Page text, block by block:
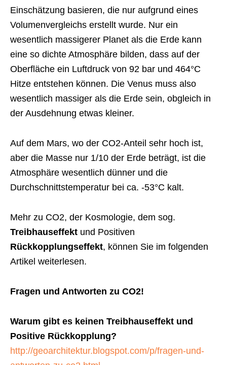
Einschätzung basieren, die nur aufgrund eines
Volumenvergleichs erstellt wurde. Nur ein
wesentlich massigerer Planet als die Erde kann
eine so dichte Atmosphäre bilden, dass auf der
Oberfläche ein Luftdruck von 92 bar und 464°C
Hitze entstehen können. Die Venus muss also
wesentlich massiger als die Erde sein, obgleich in
der Ausdehnung etwas kleiner.
Auf dem Mars, wo der CO2-Anteil sehr hoch ist,
aber die Masse nur 1/10 der Erde beträgt, ist die
Atmosphäre wesentlich dünner und die
Durchschnittstemperatur bei ca. -53°C kalt.
Mehr zu CO2, der Kosmologie, dem sog.
Treibhauseffekt und Positiven
Rückkopplungseffekt, können Sie im folgenden
Artikel weiterlesen.
Fragen und Antworten zu CO2!
Warum gibt es keinen Treibhauseffekt und
Positive Rückkopplung?
http://geoarchitektur.blogspot.com/p/fragen-und-